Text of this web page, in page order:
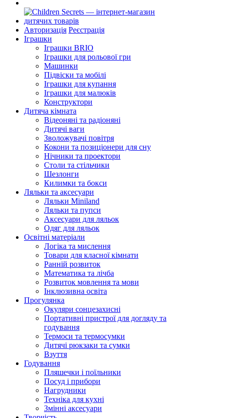
Авторизація Реєстрація
Іграшки
Іграшки BRIO
Іграшки для рольової гри
Машинки
Підвіски та мобілі
Іграшки для купання
Іграшки для малюків
Конструктори
Дитяча кімната
Відеоняні та радіоняні
Дитячі ваги
Зволожувачі повітря
Кокони та позиціонери для сну
Нічники та проектори
Столи та стільчики
Шезлонги
Килимки та бокси
Ляльки та аксесуари
Ляльки Miniland
Ляльки та пупси
Аксесуари для ляльок
Одяг для ляльок
Освітні матеріали
Логіка та мислення
Товари для класної кімнати
Ранній розвиток
Математика та лічба
Розвиток мовлення та мови
Інклюзивна освіта
Прогулянка
Окуляри сонцезахисні
Портативні пристрої для догляду та
годування
Термоси та термосумки
Дитячі рюкзаки та сумки
Взуття
Годування
Пляшечки і поїльники
Посуд і прибори
Нагрудники
Техніка для кухні
Змінні аксесуари